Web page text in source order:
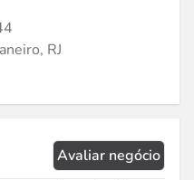
RJ
Avaliar negócio